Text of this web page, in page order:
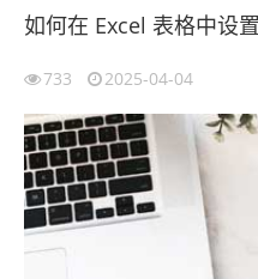
如何在 Excel 表格中设
733 2025-04-04